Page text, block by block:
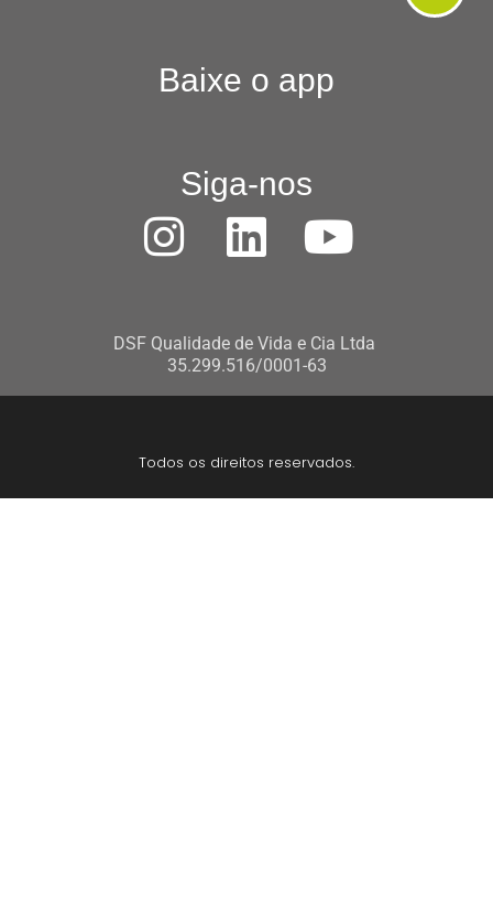
Baixe o app
Siga-nos
DSF Qualidade de Vida e Cia Ltda
35.299.516/0001-63
Todos os direitos reservados.